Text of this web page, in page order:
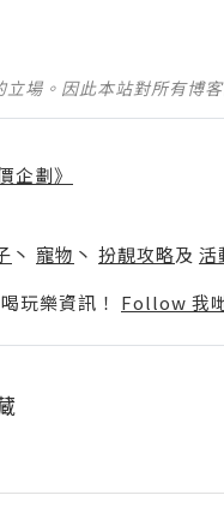
場。因此本站對所有博
企劃》
丶 寵物 丶 扮靚攻略及 活
玩樂資訊！ Follow 我